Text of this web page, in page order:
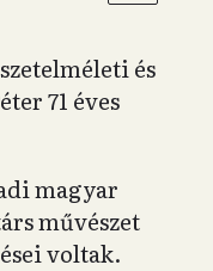
és
71 éves
magyar
művészet
voltak.